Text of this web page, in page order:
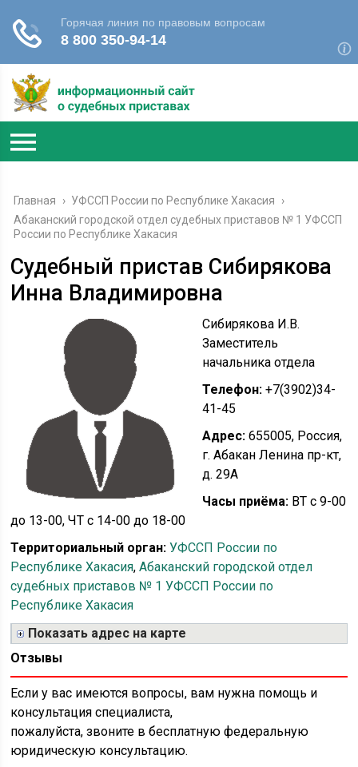
Главная › УФССП России по Республике Хакасия
›
Абаканский городской отдел судебных приставов № 1 УФССП
России по Республике Хакасия
Судебный пристав Сибирякова
Инна Владимировна
Сибирякова И.В.
Заместитель
начальника отдела
Телефон: +7(3902)34-
41-45
Адрес: 655005, Россия,
г. Абакан Ленина пр-кт,
д. 29А
Часы приёма: ВТ с 9-00
до 13-00, ЧТ с 14-00 до 18-00
Территориальный орган: УФССП России по
Республике Хакасия,Абаканский городской отдел
судебных приставов № 1 УФССП России по
Республике Хакасия
Показать адрес на карте
Отзывы
Если у вас имеются вопросы, вам нужна помощь и
консультация специалиста,
пожалуйста, звоните в бесплатную федеральную
юридическую консультацию.